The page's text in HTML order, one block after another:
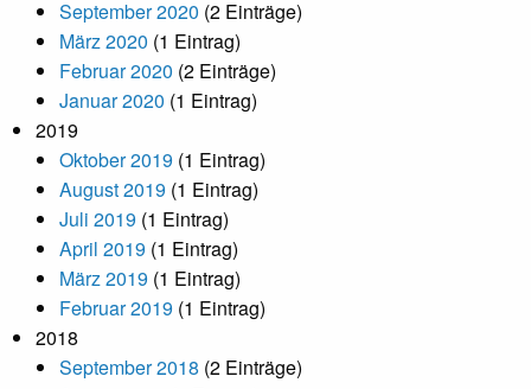
September 2020 (2 Einträge)
März 2020 (1 Eintrag)
Februar 2020 (2 Einträge)
Januar 2020 (1 Eintrag)
2019
Oktober 2019 (1 Eintrag)
August 2019 (1 Eintrag)
Juli 2019 (1 Eintrag)
April 2019 (1 Eintrag)
März 2019 (1 Eintrag)
Februar 2019 (1 Eintrag)
2018
September 2018 (2 Einträge)